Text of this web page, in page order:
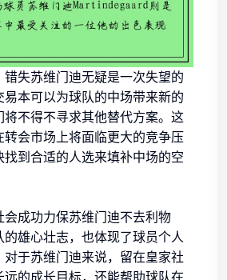
错失苏维门迪无疑是一次失望的
本可以为球队的中场带来新的
不得不寻求其他替代方案。这
会市场上将面临更大的竞争压
找到合适的人选来填补中场的空
成功力保苏维门迪不去利物
雄心壮志，也体现了球员个人
于苏维门迪来说，留在皇家社
远的成长目标，还能帮助球队在